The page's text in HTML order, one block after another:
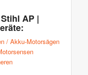
AP |
/ Akku-Motorsägen